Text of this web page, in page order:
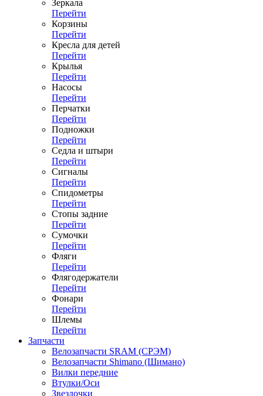
Зеркала
Перейти
Корзины
Перейти
Кресла для детей
Перейти
Крылья
Перейти
Насосы
Перейти
Перчатки
Перейти
Подножки
Перейти
Седла и штыри
Перейти
Сигналы
Перейти
Спидометры
Перейти
Стопы задние
Перейти
Сумочки
Перейти
Фляги
Перейти
Флягодержатели
Перейти
Фонари
Перейти
Шлемы
Перейти
Запчасти
Велозапчасти SRAM (СРЭМ)
Велозапчасти Shimano (Шимано)
Вилки передние
Втулки/Оси
Звездочки